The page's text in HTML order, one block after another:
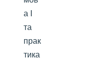
а І
та
прак
тика